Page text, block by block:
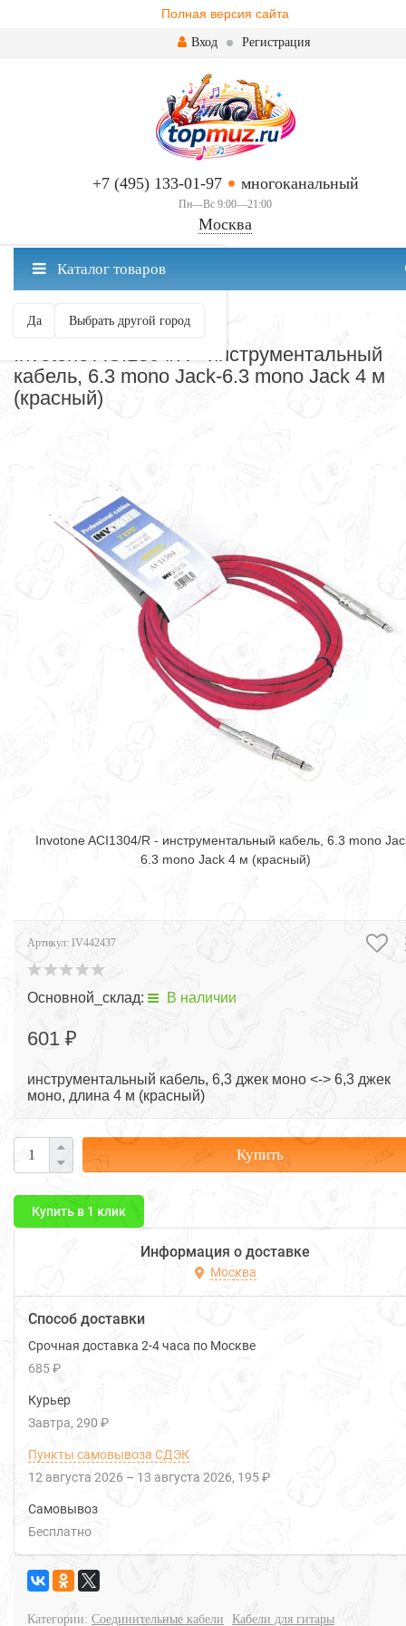
Полная версия сайта
Вход Регистрация
+7 (495) 133-01-97 многоканальный
Пн—Вс 9:00—21:00
Москва
Москва ваш город?
Да Выбрать другой город
Каталог товаров
СОЕДИНИТЕЛЬНЫЕ КАБЕЛИ
Invotone ACI1304/R - инструментальный
кабель, 6.3 mono Jack-6.3 mono Jack 4 м
(красный)
Invotone ACI1304/R - инструментальный кабель, 6.3 mono
6.3 mono Jack 4 м (красный)
Артикул: IV442437
Основной_склад: В наличии
601 ₽
инструментальный кабель, 6,3 джек моно <-> 6,3 джек
моно, длина 4 м (красный)
Купить
Купить в 1 клик
Информация о доставке
Москва
Способ доставки
Срочная доставка 2-4 часа по Москве
685 ₽
Курьер
Завтра 290 ₽
Пункты самовывоза СДЭК
12 августа 2026 – 13 августа 2026 195 ₽
Самовывоз
Бесплатно
Категории: Соединительные кабели Кабели для гитары